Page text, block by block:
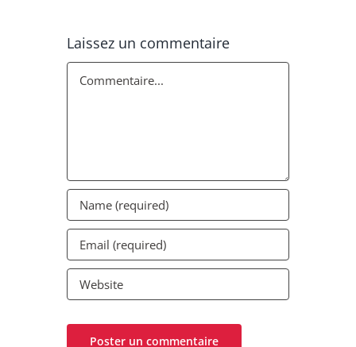
Laissez un commentaire
Commentaire